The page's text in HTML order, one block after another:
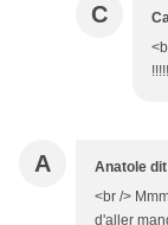
C
A Anatole
<br />
d'aller